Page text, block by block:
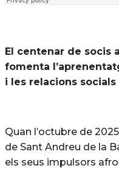
El centenar de socis
fomenta
i les relacions
Quan l’octubre de
de Sant Andreu de la
els seus impulsors